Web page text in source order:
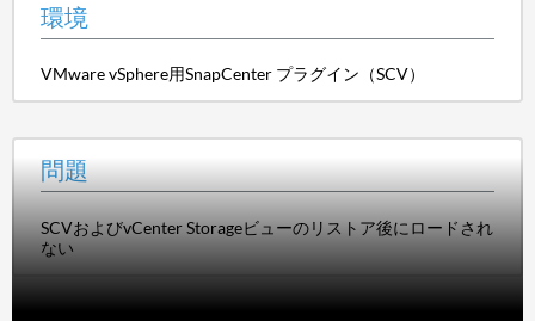
環境
VMware vSphere用SnapCenter プラグイン（SCV）
問題
SCVおよびvCenter Storageビューのリストア後にロードされ
ない